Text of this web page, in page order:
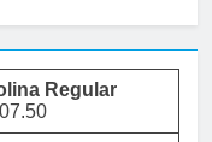
Regular